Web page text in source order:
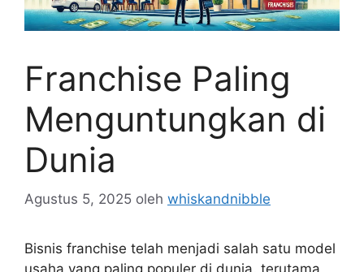
Franchise Paling
Menguntungkan di
Dunia
Agustus 5, 2025 oleh whiskandnibble
Bisnis franchise telah menjadi salah satu model